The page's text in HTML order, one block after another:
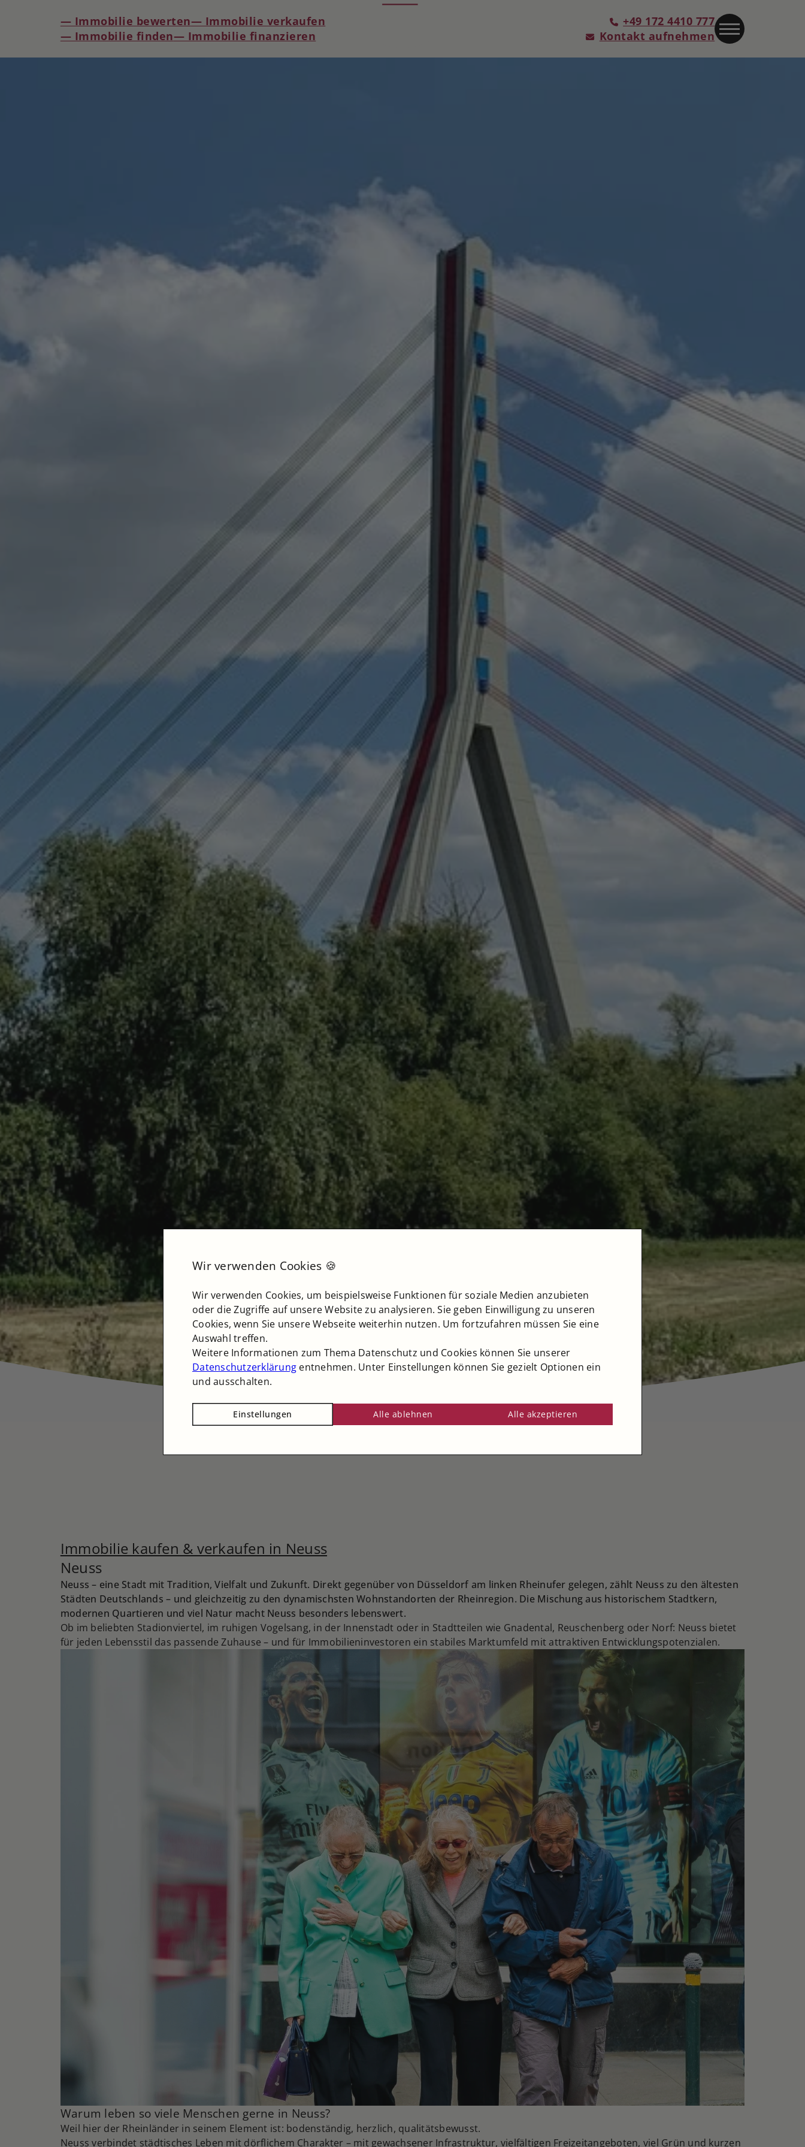
— Immobilie bewerten— Immobilie verkaufen
— Immobilie finden— Immobilie finanzieren
+49 172 4410 777
Kontakt aufnehmen
Immobilie kaufen & verkaufen in Neuss
Neuss
Neuss – eine Stadt mit Tradition, Vielfalt und Zukunft. Direkt gegenüber von Düsseldorf am linken Rheinufer gelegen, zählt Neuss zu den ältesten
Städten Deutschlands – und gleichzeitig zu den dynamischsten Wohnstandorten der Rheinregion. Die Mischung aus historischem Stadtkern,
modernen Quartieren und viel Natur macht Neuss besonders lebenswert.
Ob im beliebten Stadionviertel, im ruhigen Vogelsang, in der Innenstadt oder in Stadtteilen wie Gnadental, Reuschenberg oder Norf: Neuss bietet
für jeden Lebensstil das passende Zuhause – und für Immobilieninvestoren ein stabiles Marktumfeld mit attraktiven Entwicklungspotenzialen.
Warum leben so viele Menschen gerne in Neuss?
Weil hier der Rheinländer in seinem Element ist: bodenständig, herzlich, qualitätsbewusst.
Neuss verbindet städtisches Leben mit dörflichem Charakter – mit gewachsener Infrastruktur, vielfältigen Freizeitangeboten, viel Grün und kurzen
Wir verwenden Cookies 🍪
Wir verwenden Cookies, um beispielsweise Funktionen für soziale Medien anzubieten
oder die Zugriffe auf unsere Website zu analysieren. Sie geben Einwilligung zu unseren
Cookies, wenn Sie unsere Webseite weiterhin nutzen. Um fortzufahren müssen Sie eine
Auswahl treffen.
Weitere Informationen zum Thema Datenschutz und Cookies können Sie unserer
Datenschutzerklärung entnehmen. Unter Einstellungen können Sie gezielt Optionen ein
und ausschalten.
Einstellungen Alle ablehnen Alle akzeptieren